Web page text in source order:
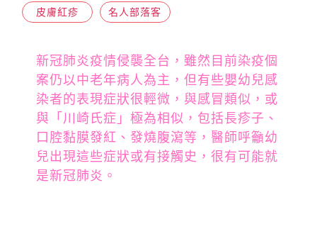
皮膚紅疹 名人部落客
新冠肺炎疫情侵襲全台，雖然目前染疫個
案仍以中老年病人為主，但有些嬰幼兒感
染者的表現症狀很輕微，與感冒類似，或
與「川崎氏症」極為相似，包括長疹子、
口腔黏膜發紅、發燒腹瀉等，醫師呼籲幼
兒出現這些症狀或有接觸史，很有可能就
是新冠肺炎。